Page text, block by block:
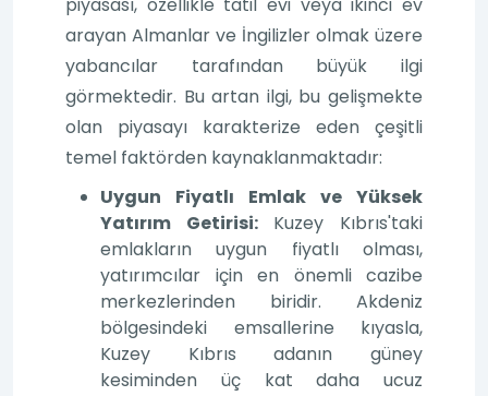
arayan Almanlar ve İngilizler olmak üzere
yabancılar tarafından büyük ilgi
görmektedir. Bu artan ilgi, bu gelişmekte
olan piyasayı karakterize eden çeşitli
temel faktörden kaynaklanmaktadır:
Uygun Fiyatlı Emlak ve Yüksek
Yatırım Getirisi:Kuzey Kıbrıs'taki
emlakların uygun fiyatlı olması,
yatırımcılar için en önemli cazibe
merkezlerinden biridir. Akdeniz
bölgesindeki emsallerine kıyasla,
Kuzey Kıbrıs adanın güney
kesiminden üç kat daha ucuz